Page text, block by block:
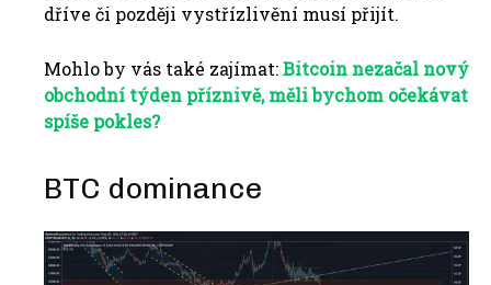
dříve či později vystřízlivění musí přijít.
Mohlo by vás také zajímat:Bitcoin nezačal nový
obchodní týden příznivě, měli bychom očekávat
spíše pokles?
BTC dominance